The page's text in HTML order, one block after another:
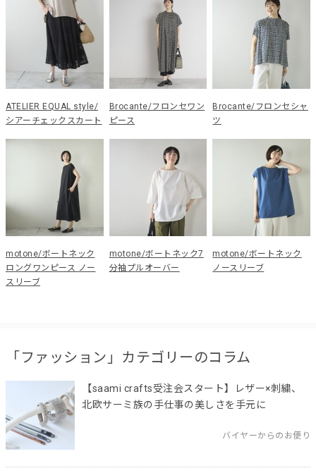
ATELIER EQUAL style/
シアーチェックスカート
Brocante/フロンセワン
ピース
Brocante/フロンセシャ
ツ
motone/ボートネック
ロングワンピース ノー
スリーブ
motone/ボートネック7
分袖プルオーバー
motone/ボートネック
ノースリーブ
「ファッション」カテゴリーのコラム
【saami crafts受注会スタート】レザー×刺繍、
北欧サーミ族の手仕事の美しさを手元に
バイヤーからのお便り